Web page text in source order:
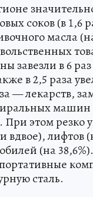
соков (в 1,6
масла
завезли в 6
в 2,5 раза
— лекарств,
машин
При этом резко
вдвое), лифтов
(на
портативные
сталь.